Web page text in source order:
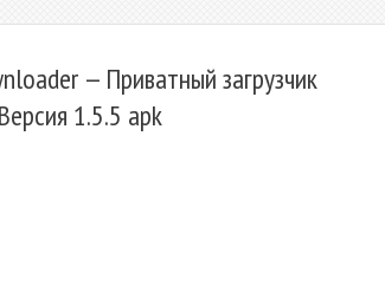
— Приватный загрузчик
1.5.5 apk